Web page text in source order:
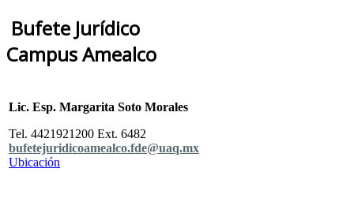
Bufete Jurídico
Campus Amealco
Lic. Esp. Margarita Soto Morales
Tel. 4421921200 Ext. 6482
bufetejuridicoamealco.fde@uaq.mx
Ubicación